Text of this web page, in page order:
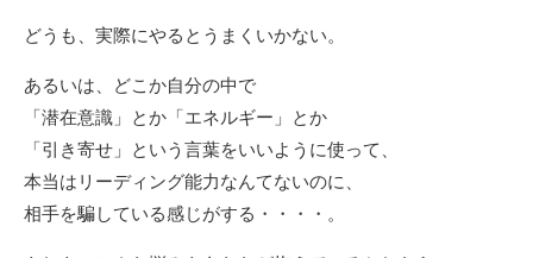
どうも、実際にやるとうまくいかない。
あるいは、どこか自分の中で
「潜在意識」とか「エネルギー」とか
「引き寄せ」という言葉をいいように使って、
本当はリーディング能力なんてないのに、
相手を騙している感じがする・・・・。